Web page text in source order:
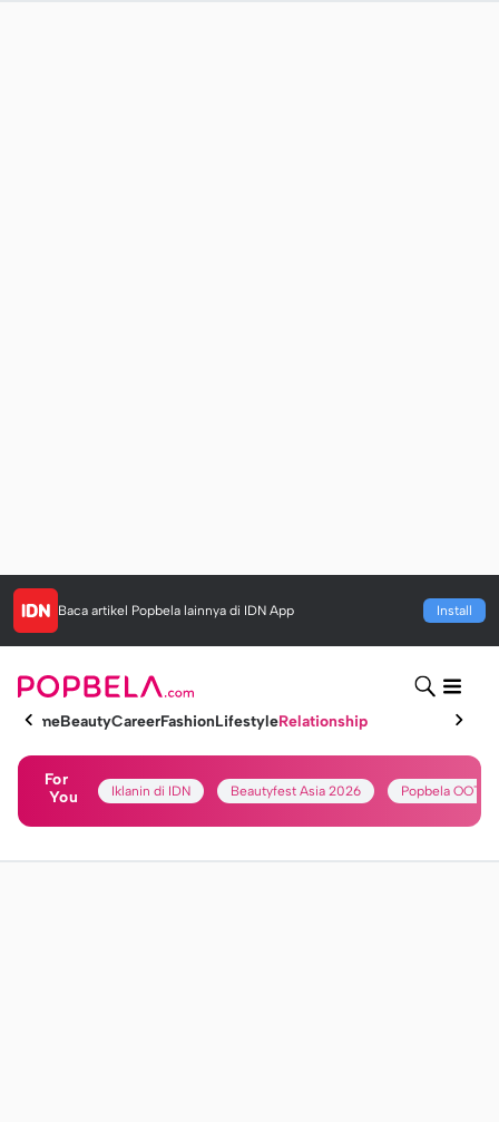
Baca artikel Popbela lainnya di IDN App Install
HomeBeautyCareerFashionLifestyleRelationship
For
You
Iklanin di IDN Beautyfest Asia 2026 Popbela OOTD